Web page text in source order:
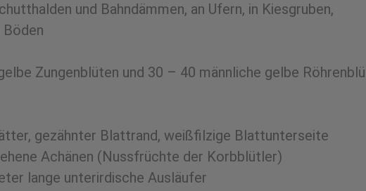
und Bahndämmen, an Ufern, in Kiesgruben,
Zungenblüten und 30 – 40 männliche gelbe
gezähnter Blattrand, weißfilzige Blattunterseite
Achänen (Nussfrüchte der Korbblütler)
lange unterirdische Ausläufer